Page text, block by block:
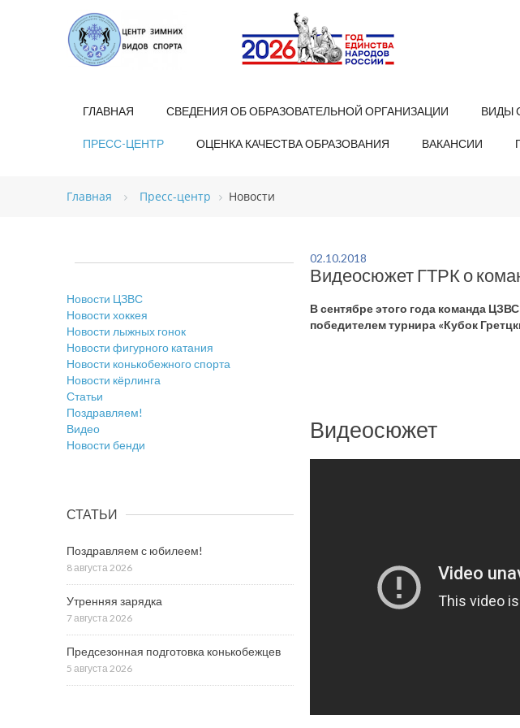
ГЛАВНАЯ СВЕДЕНИЯ ОБ ОБРАЗОВАТЕЛЬНОЙ ОРГАНИЗАЦИИ ВИДЫ
ПРЕСС-ЦЕНТР ОЦЕНКА КАЧЕСТВА ОБРАЗОВАНИЯ ВАКАНСИИ
Главная Пресс-центр Новости
02.10.2018
Видеосюжет ГТРК о
В сентябре этого года команда
победителем турнира «Кубок
Видеосюжет
Новости ЦЗВС
Новости хоккея
Новости лыжных гонок
Новости фигурного катания
Новости конькобежного спорта
Новости кёрлинга
Статьи
Поздравляем!
Видео
Новости бенди
СТАТЬИ
Поздравляем с юбилеем!
8 августа 2026
Утренняя зарядка
7 августа 2026
Предсезонная подготовка конькобежцев
5 августа 2026